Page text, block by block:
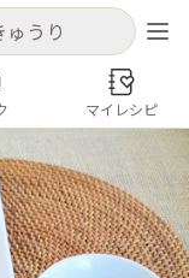
キャンセル
ます
規登録
キャンセル
ンテンツ マイレシピ